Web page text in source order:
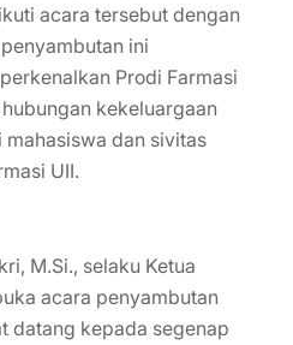
acara tersebut dengan
ini
Prodi Farmasi
kekeluargaan
dan sivitas
UII.
M.Si., selaku Ketua
acara penyambutan
datang kepada segenap